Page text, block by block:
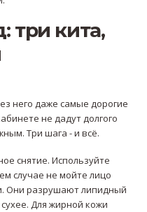
три кита,
него даже самые дорогие
не дадут долгого
Три шага - и всё.
снятие. Используйте
случае не мойте лицо
Они разрушают липидный
Для жирной кожи